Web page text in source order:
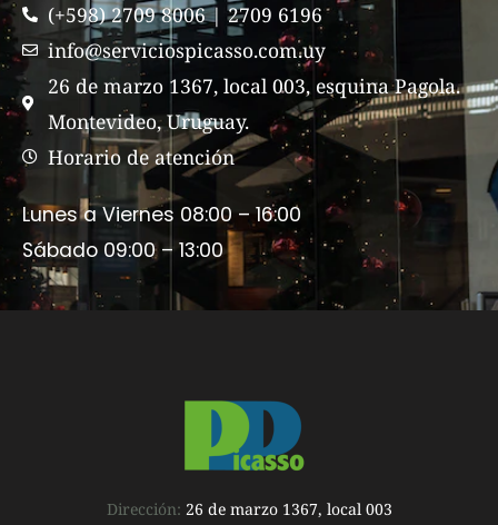
(+598) 2709 8006 | 2709 6196
info@serviciospicasso.com.uy
26 de marzo 1367, local 003, esquina Pagola.
Montevideo, Uruguay.
Horario de atención
Lunes a Viernes 08:00 – 16:00
Sábado 09:00 – 13:00
Dirección: 26 de marzo 1367, local 003